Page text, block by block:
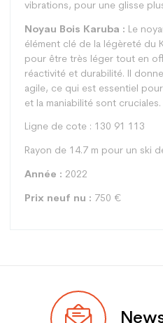
vibrations, pour une glisse
Noyau Bois Karuba : Le
élément clé de la légèreté du
pour être très léger tout en
réactivité et durabilité. Il
agile, ce qui est essentiel
et la maniabilité sont cruciales.
Ligne de cote : 130 91 113
Rayon de 14.7 m pour un ski
Année : 2022
Prix neuf nu : 750 €